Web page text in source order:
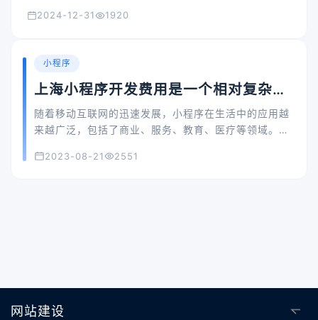
2024-12-31 1920
小程序
上海小程序开发费用是一个相对复杂和
多变的问题
随着移动互联网的迅速发展，小程序在生活中的应用越
来越广泛，包括了商业、服务、教育、医疗等领域。上
日益增加。那么，上海小程序开发费用又是多少呢？
2023-08-21 2551
网站建设